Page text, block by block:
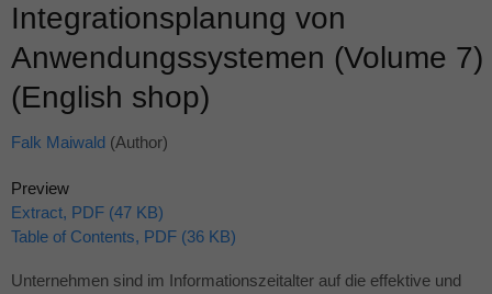
Integrationsplanung von
Anwendungssystemen (Volume 7)
(English shop)
Falk Maiwald (Author)
Preview
Extract, PDF (47 KB)
Table of Contents, PDF (36 KB)
Unternehmen sind im Informationszeitalter auf die effektive und